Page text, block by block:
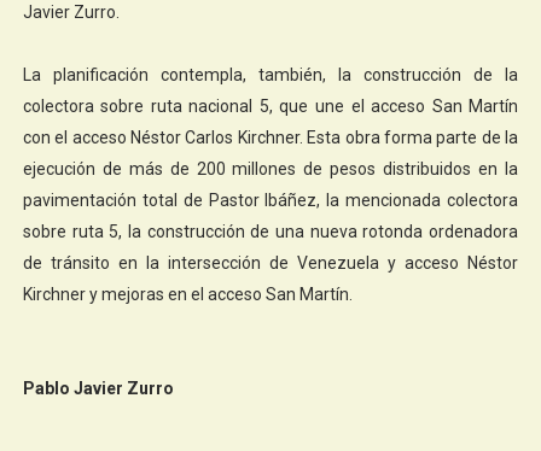
Javier Zurro.
La planificación contempla, también, la construcción de la
colectora sobre ruta nacional 5, que une el acceso San Martín
con el acceso Néstor Carlos Kirchner. Esta obra forma parte de la
ejecución de más de 200 millones de pesos distribuidos en la
pavimentación total de Pastor Ibáñez, la mencionada colectora
sobre ruta 5, la construcción de una nueva rotonda ordenadora
de tránsito en la intersección de Venezuela y acceso Néstor
Kirchner y mejoras en el acceso San Martín.
Pablo Javier Zurro